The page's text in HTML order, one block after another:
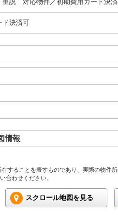
ド決済可
情報
することを表すものであり、実際の物件所
合わせください。
スクロール地図を見る